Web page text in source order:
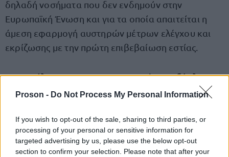
Proson - Do Not Process My Personal Information
If you wish to opt-out of the sale, sharing to third parties, or
processing of your personal or sensitive information for
targeted advertising by us, please use the below opt-out
section to confirm your selection. Please note that after your
δηλαδή νοσήματα που δεν ενδημούν στην
Ευρωπαϊκή Ένωση και για τα οποία απαιτείται η
άμεση εφαρμογή αυστηρών μέτρων ελέγχου και
εκρίζωσης με την πρώτη επιβεβαίωση εστίας.
Για τονέλεγχοκαι τονπεριορισμό της εξάπλωσης
της νόσου
, κρίνεται απολύτως απαραίτητη η
περιορισμώνστις μετακινήσεις ζώων, ανθρώπων,
προϊόντων και υλικών.